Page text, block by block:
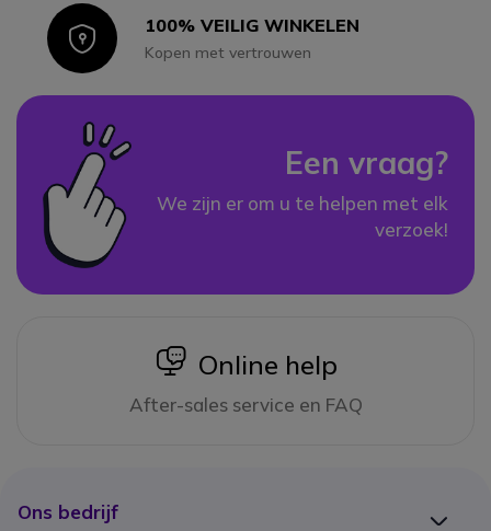
Icon100% VEILIG WINKELEN
Kopen met vertrouwen
Een vraag?
We zijn er om u te helpen met elk
verzoek!
icon
Online help
After-sales service en FAQ
Ons bedrijf